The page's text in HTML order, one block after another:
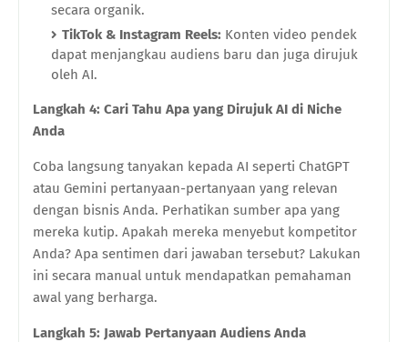
secara organik.
TikTok & Instagram Reels: Konten video pendek
dapat menjangkau audiens baru dan juga dirujuk
oleh AI.
Langkah 4: Cari Tahu Apa yang Dirujuk AI di Niche
Anda
Coba langsung tanyakan kepada AI seperti ChatGPT
atau Gemini pertanyaan-pertanyaan yang relevan
dengan bisnis Anda. Perhatikan sumber apa yang
mereka kutip. Apakah mereka menyebut kompetitor
Anda? Apa sentimen dari jawaban tersebut? Lakukan
ini secara manual untuk mendapatkan pemahaman
awal yang berharga.
Langkah 5: Jawab Pertanyaan Audiens Anda